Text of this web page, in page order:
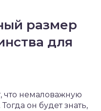
размер
для
что немаловажную
он будет знать,